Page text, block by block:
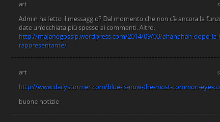
art
Admin ha letto il messaggio? Dal momento che non c’è ancora la
date un’occhiata più spesso ai commenti. Altro:
http://majanogossip.wordpress.com/2014/09/03/ahahahah-dopo-
rappresentante/
art
http://www.dailystormer.com/blue-is-now-the-most-common-eye-
buone notizie